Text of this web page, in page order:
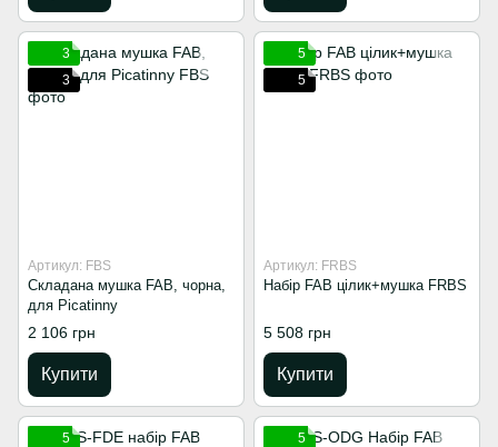
3
3
Артикул: FBS
Складана мушка FAB, чорна,
для Picatinny
2 106 грн
Купити
5
5
Артикул: FRBS
Набір FAB цілик+мушка FRBS
5 508 грн
Купити
5
5